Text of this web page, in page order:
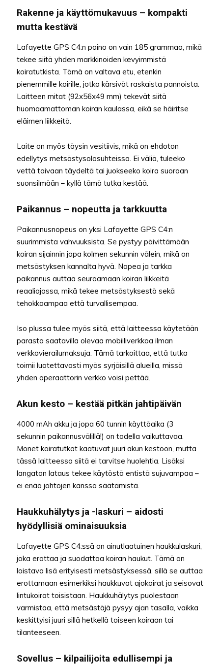
Rakenne ja käyttömukavuus – kompakti
mutta kestävä
Lafayette GPS C4:n paino on vain 185 grammaa, mikä
tekee siitä yhden markkinoiden kevyimmistä
koiratutkista. Tämä on valtava etu, etenkin
pienemmille koirille, jotka kärsivät raskaista pannoista.
Laitteen mitat (92x56x49 mm) tekevät siitä
huomaamattoman koiran kaulassa, eikä se häiritse
eläimen liikkeitä.
Laite on myös täysin vesitiivis, mikä on ehdoton
edellytys metsästysolosuhteissa. Ei väliä, tuleeko
vettä taivaan täydeltä tai juokseeko koira suoraan
suonsilmään – kyllä tämä tutka kestää.
Paikannus – nopeutta ja tarkkuutta
Paikannusnopeus on yksi Lafayette GPS C4:n
suurimmista vahvuuksista. Se pystyy päivittämään
koiran sijainnin jopa kolmen sekunnin välein, mikä on
metsästyksen kannalta hyvä. Nopea ja tarkka
paikannus auttaa seuraamaan koiran liikkeitä
reaaliajassa, mikä tekee metsästyksestä sekä
tehokkaampaa että turvallisempaa.
Iso plussa tulee myös siitä, että laitteessa käytetään
parasta saatavilla olevaa mobiiliverkkoa ilman
verkkovierailumaksuja. Tämä tarkoittaa, että tutka
toimii luotettavasti myös syrjäisillä alueilla, missä
yhden operaattorin verkko voisi pettää.
Akun kesto – kestää pitkän jahtipäivän
4000 mAh akku ja jopa 60 tunnin käyttöaika (3
sekunnin paikannusvälillä!) on todella vaikuttavaa.
Monet koiratutkat kaatuvat juuri akun kestoon, mutta
tässä laitteessa siitä ei tarvitse huolehtia. Lisäksi
langaton lataus tekee käytöstä entistä sujuvampaa –
ei enää johtojen kanssa säätämistä.
Haukkuhälytys ja -laskuri – aidosti
hyödyllisiä ominaisuuksia
Lafayette GPS C4:ssä on ainutlaatuinen haukkulaskuri,
joka erottaa ja suodattaa koiran haukut. Tämä on
loistava lisä erityisesti metsästyksessä, sillä se auttaa
erottamaan esimerkiksi haukkuvat ajokoirat ja seisovat
lintukoirat toisistaan. Haukkuhälytys puolestaan
varmistaa, että metsästäjä pysyy ajan tasalla, vaikka
keskittyisi juuri sillä hetkellä toiseen koiraan tai
tilanteeseen.
Sovellus – kilpailijoita edullisempi ja